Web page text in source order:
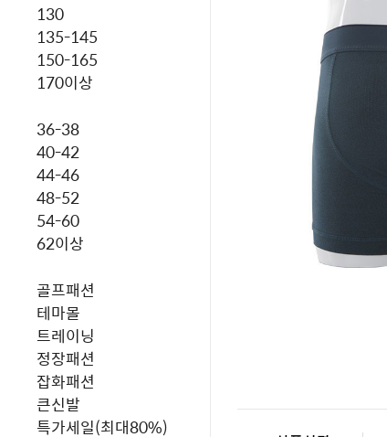
130
135-145
150-165
170이상
36-38
40-42
44-46
48-52
54-60
62이상
골프패션
테마몰
트레이닝
정장패션
잡화패션
큰신발
특가세일(최대80%)